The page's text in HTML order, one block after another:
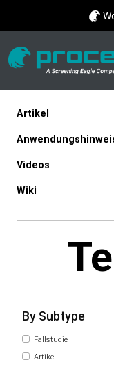
Artikel
Videos
Wiki
By Subtype
Fallstudie
Artikel